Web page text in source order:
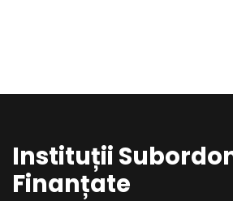
Instituții
Finanțate